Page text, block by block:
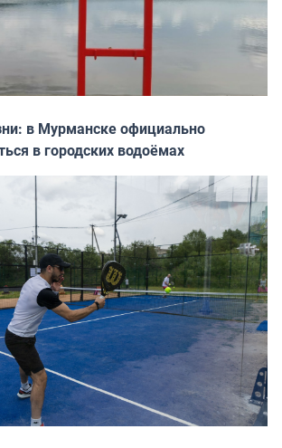
в Мурманске официально
в городских водоёмах